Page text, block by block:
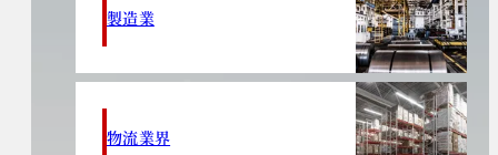
製造業
物流業界